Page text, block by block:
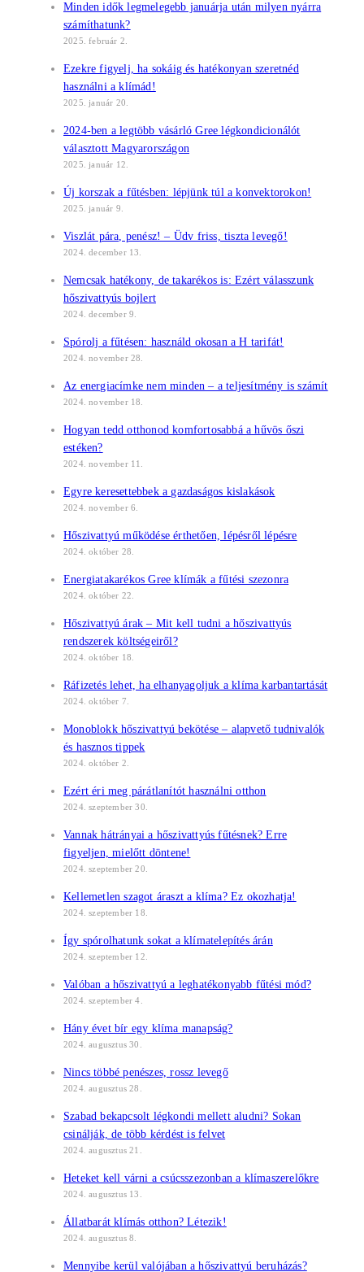
Minden idők legmelegebb januárja után milyen nyárra
számíthatunk?
2025. február 2.
Ezekre figyelj, ha sokáig és hatékonyan szeretnéd
használni a klímád!
2025. január 20.
2024-ben a legtöbb vásárló Gree légkondicionálót
választott Magyarországon
2025. január 12.
Új korszak a fűtésben: lépjünk túl a konvektorokon!
2025. január 9.
Viszlát pára, penész! – Üdv friss, tiszta levegő!
2024. december 13.
Nemcsak hatékony, de takarékos is: Ezért válasszunk
hőszivattyús bojlert
2024. december 9.
Spórolj a fűtésen: használd okosan a H tarifát!
2024. november 28.
Az energiacímke nem minden – a teljesítmény is számít
2024. november 18.
Hogyan tedd otthonod komfortosabbá a hűvös őszi
estéken?
2024. november 11.
Egyre keresettebbek a gazdaságos kislakások
2024. november 6.
Hőszivattyú működése érthetően, lépésről lépésre
2024. október 28.
Energiatakarékos Gree klímák a fűtési szezonra
2024. október 22.
Hőszivattyú árak – Mit kell tudni a hőszivattyús
rendszerek költségeiről?
2024. október 18.
Ráfizetés lehet, ha elhanyagoljuk a klíma karbantartását
2024. október 7.
Monoblokk hőszivattyú bekötése – alapvető tudnivalók
és hasznos tippek
2024. október 2.
Ezért éri meg párátlanítót használni otthon
2024. szeptember 30.
Vannak hátrányai a hőszivattyús fűtésnek? Erre
figyeljen, mielőtt döntene!
2024. szeptember 20.
Kellemetlen szagot áraszt a klíma? Ez okozhatja!
2024. szeptember 18.
Így spórolhatunk sokat a klímatelepítés árán
2024. szeptember 12.
Valóban a hőszivattyú a leghatékonyabb fűtési mód?
2024. szeptember 4.
Hány évet bír egy klíma manapság?
2024. augusztus 30.
Nincs többé penészes, rossz levegő
2024. augusztus 28.
Szabad bekapcsolt légkondi mellett aludni? Sokan
csinálják, de több kérdést is felvet
2024. augusztus 21.
Heteket kell várni a csúcsszezonban a klímaszerelőkre
2024. augusztus 13.
Állatbarát klímás otthon? Létezik!
2024. augusztus 8.
Mennyibe kerül valójában a hőszivattyú beruházás?